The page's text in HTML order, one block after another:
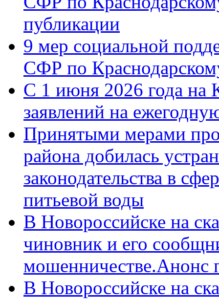
публикации
9 мер социальной
СФР по
С 1 июня 2026 года на
заявлений на
Принятыми мерами
района добилась
законодательства в
питьевой воды
В Новороссийске на
чиновник и его
мошенничестве.Анонс
В Новороссийске на